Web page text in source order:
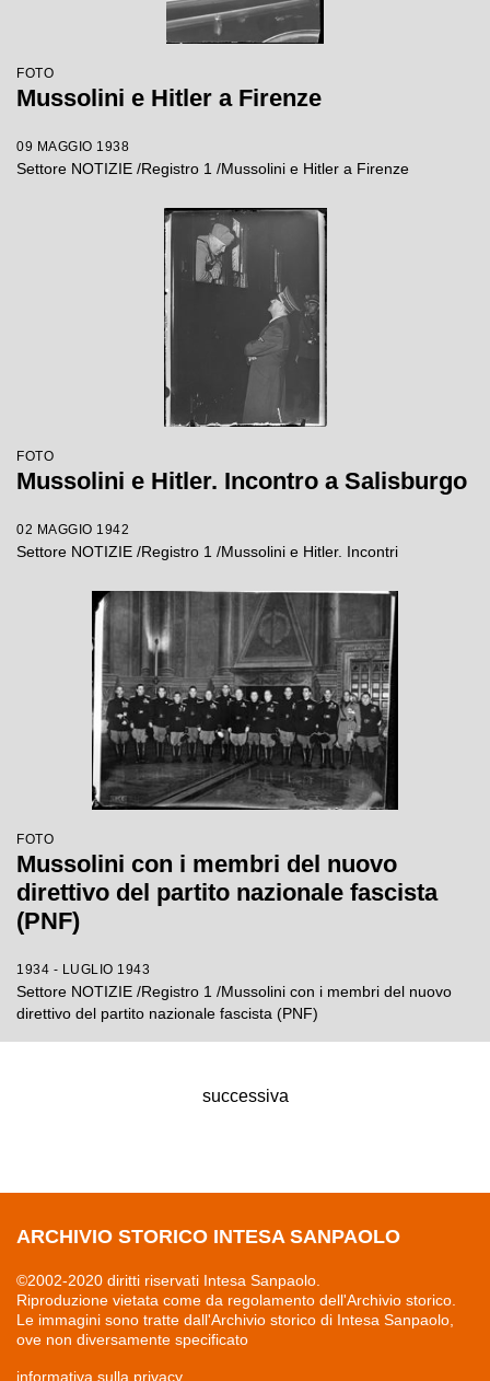
FOTO
Mussolini e Hitler a Firenze
09 MAGGIO 1938
Settore NOTIZIE /Registro 1 /Mussolini e Hitler a Firenze
FOTO
Mussolini e Hitler. Incontro a Salisburgo
02 MAGGIO 1942
Settore NOTIZIE /Registro 1 /Mussolini e Hitler. Incontri
FOTO
Mussolini con i membri del nuovo
direttivo del partito nazionale fascista
(PNF)
1934 - LUGLIO 1943
Settore NOTIZIE /Registro 1 /Mussolini con i membri del nuovo
direttivo del partito nazionale fascista (PNF)
successiva
ARCHIVIO STORICO INTESA SANPAOLO
©2002-2020 diritti riservati Intesa Sanpaolo.
Riproduzione vietata come da regolamento dell'Archivio storico.
Le immagini sono tratte dall'Archivio storico di Intesa Sanpaolo,
ove non diversamente specificato
informativa sulla privacy